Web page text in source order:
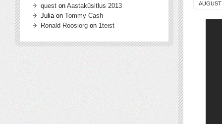
quest on Aastaküsitlus 2013
Juliaon Tommy Cash
Ronald Roosiorg on 1teist